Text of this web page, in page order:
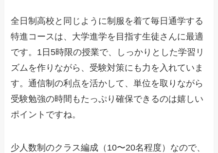
全日制高校と同じように制服を着て毎日通学する
特進コースは、大学進学を目指す生徒さんに最適
です。1日5時限の授業で、しっかりとした学習リ
ズムを作りながら、受験対策にも力を入れていま
す。通信制の利点を活かして、単位を取りながら
受験勉強の時間もたっぷり確保できるのは嬉しい
ポイントですね。
少人数制のクラス編成（10〜20名程度）なので、